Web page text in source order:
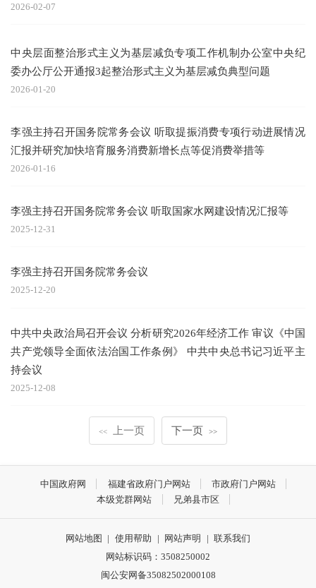
2026-02-07
中央层面整治形式主义为基层减负专项工作机制办公室中央纪
委办公厅公开通报3起整治形式主义为基层减负典型问题
2026-01-20
李强主持召开国务院常务会议 听取提振消费专项行动进展情况
汇报并研究加快培育服务消费新增长点等促消费举措等
2026-01-16
李强主持召开国务院常务会议 听取国家水网建设情况汇报等
2025-12-31
李强主持召开国务院常务会议
2025-12-20
中共中央政治局召开会议 分析研究2026年经济工作 审议《中国
共产党领导全面依法治国工作条例》 中共中央总书记习近平主
持会议
2025-12-08
<< 上一页 下一页 >>
中国政府网 福建省政府门户网站
市政府门户网站
本级党群网站
兄弟县市区
网站地图 | 使用帮助 | 网站声明 | 联系我们
网站标识码：3508250002
闽公安网备35082502000108